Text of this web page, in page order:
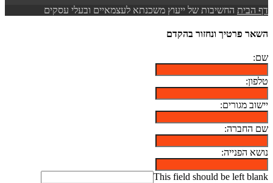
דף הבית החשיבות של ייעוץ משכנתא לעצמאיים ובעלי עסקים
השאר פרטיך ונחזור בהקדם
שם:
טלפון:
יישוב מגורים:
שם החברה:
נושא הפנייה:
This field should be left blank